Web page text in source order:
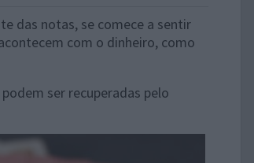
das notas, se comece a sentir
com o dinheiro, como
ser recuperadas pelo